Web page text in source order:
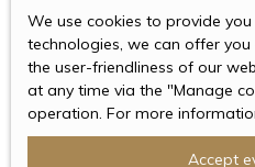
We use cookies to provide
technologies, we can offer
the user-friendliness of our
at any time via the ″Manage
operation. For more
Accept